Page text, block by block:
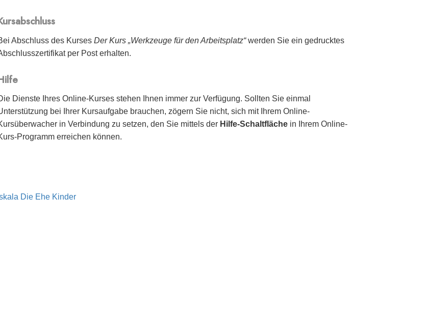
Abschluss des KursesDer Kurs „Werkzeuge für den Arbeitsplatz“werden Sieein gedrucktes
per Post erhalten.
Dienste Ihres Online-Kurses stehen Ihnen immer zur Verfügung. Sollten Sie einmal
bei Ihrer Kursaufgabe brauchen, zögern Sie nicht, sich mit Ihrem Online-
in Verbindung zu setzen, den Sie mittels der Hilfe-Schaltfläche in Ihrem Online-
Programm erreichen können.
Die Ehe Kinder